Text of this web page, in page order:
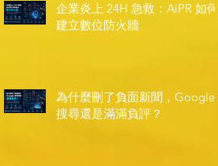
企業炎上 24H 急救：AiPR 如何
建立數位防火牆
為什麼刪了負面新聞，Google
搜尋還是滿滿負評？